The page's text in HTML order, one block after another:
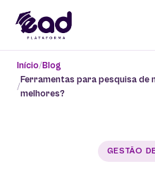
Início Blog
Ferramentas para pesquisa de
melhores?
GESTÃO